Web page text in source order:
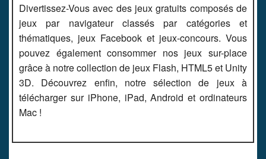
Divertissez-Vous avec des jeux gratuits composés de
jeux par navigateur classés par catégories et
thématiques, jeux Facebook et jeux-concours. Vous
pouvez également consommer nos jeux sur-place
grâce à notre collection de jeux Flash, HTML5 et Unity
3D. Découvrez enfin, notre sélection de jeux à
télécharger sur iPhone, iPad, Android et ordinateurs
Mac !